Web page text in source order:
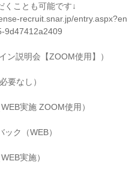
くことも可能です↓
recruit.snar.jp/entry.aspx?en
9d47412a2409
ン説明会【ZOOM使用】）
要なし）
実施 ZOOM使用）
ク（WEB）
実施）